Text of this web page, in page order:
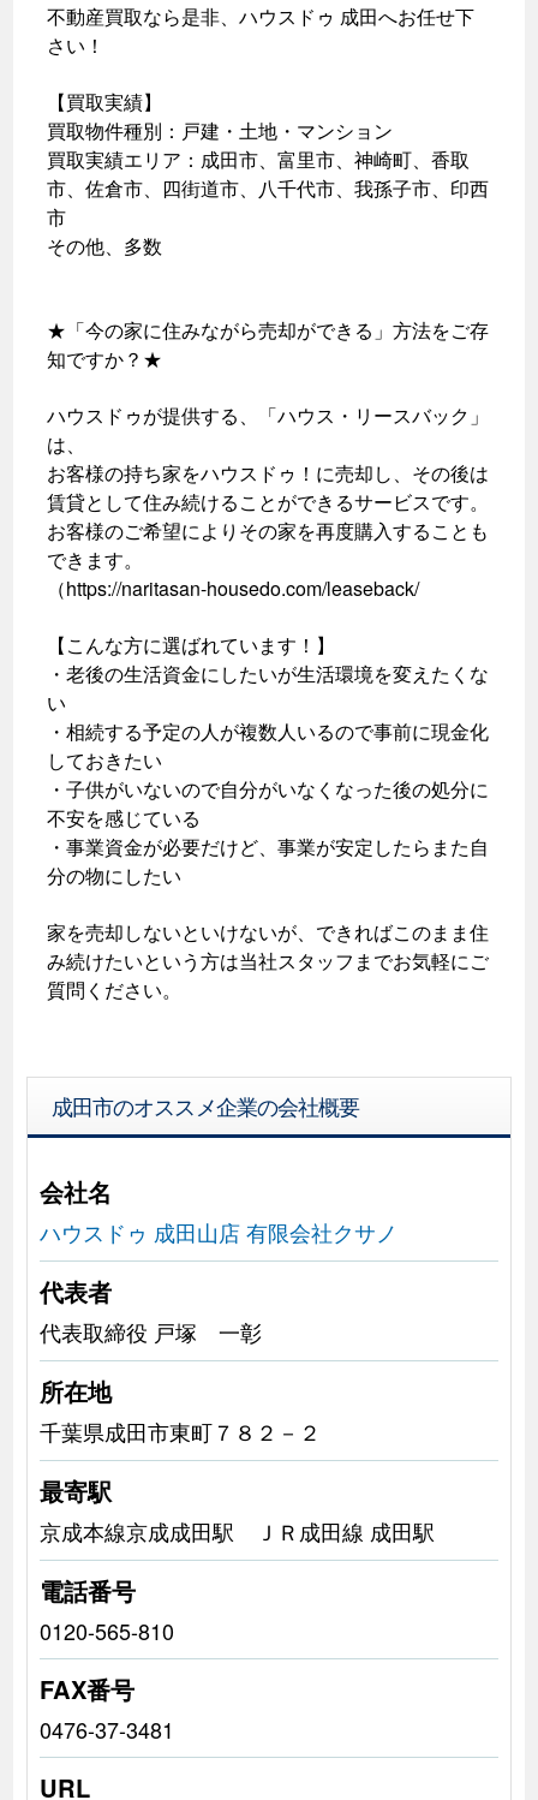
不動産買取なら是非、ハウスドゥ 成田へお任せ下
さい！
【買取実績】
買取物件種別：戸建・土地・マンション
買取実績エリア：成田市、富里市、神崎町、香取
市、佐倉市、四街道市、八千代市、我孫子市、印西
市
その他、多数
★「今の家に住みながら売却ができる」方法をご存
知ですか？★
ハウスドゥが提供する、「ハウス・リースバック」
は、
お客様の持ち家をハウスドゥ！に売却し、その後は
賃貸として住み続けることができるサービスです。
お客様のご希望によりその家を再度購入することも
できます。
（https://naritasan-housedo.com/leaseback/
【こんな方に選ばれています！】
・老後の生活資金にしたいが生活環境を変えたくな
い
・相続する予定の人が複数人いるので事前に現金化
しておきたい
・子供がいないので自分がいなくなった後の処分に
不安を感じている
・事業資金が必要だけど、事業が安定したらまた自
分の物にしたい
家を売却しないといけないが、できればこのまま住
み続けたいという方は当社スタッフまでお気軽にご
質問ください。
成田市のオススメ企業の会社概要
会社名
ハウスドゥ 成田山店 有限会社クサノ
代表者
代表取締役 戸塚 一彰
所在地
千葉県成田市東町７８２－２
最寄駅
京成本線京成成田駅 ＪＲ成田線 成田駅
電話番号
0120-565-810
FAX番号
0476-37-3481
URL